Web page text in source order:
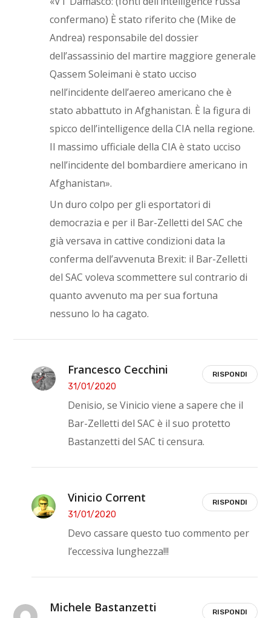
confermano) È stato riferito che (Mike de
Andrea) responsabile del dossier
dell’assassinio del martire maggiore generale
Qassem Soleimani è stato ucciso
nell’incidente dell’aereo americano che è
stato abbattuto in Afghanistan. È la figura di
spicco dell’intelligence della CIA nella regione.
Il massimo ufficiale della CIA è stato ucciso
nell’incidente del bombardiere americano in
Afghanistan».
Un duro colpo per gli esportatori di
democrazia e per il Bar-Zelletti del SAC che
già versava in cattive condizioni data la
conferma dell’avvenuta Brexit: il Bar-Zelletti
del SAC voleva scommettere sul contrario di
quanto avvenuto ma per sua fortuna
nessuno lo ha cagato.
Francesco Cecchini
31/01/2020
Denisio, se Vinicio viene a sapere che il
Bar-Zelletti del SAC è il suo protetto
Bastanzetti del SAC ti censura.
RISPONDI
Vinicio Corrent
31/01/2020
Devo cassare questo tuo commento per
l’eccessiva lunghezza!!!
RISPONDI
Michele Bastanzetti RISPONDI